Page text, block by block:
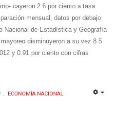
cayeron 2.6 por ciento a tasa
mensual, datos por debajo
Nacional de Estadística y Geografía
disminuyeron a su vez 8.5
y 0.91 por ciento con cifras
ECONOMÍ­A NACIONAL